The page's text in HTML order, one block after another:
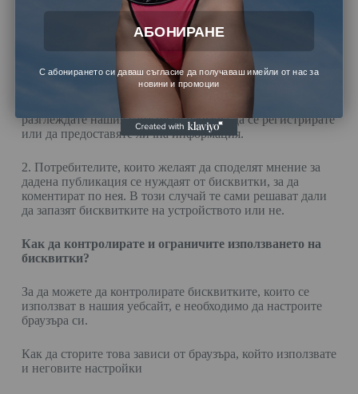
Настоящият сайт е изграден с платформата
която използва бисквитки поради две причини:
1. Потребителите се нуждаят от бисквитки за да могат да
се регистрират. Те са необходими за да може
регистрацията да функционира правилно. За да
разглеждате нашия сайт не се изисква да се регистрирате
или да предоставяте лична информация.
2. Потребителите, които желаят да споделят мнение за
дадена публикация се нуждаят от бисквитки, за да
коментират по нея. В този случай те сами решават дали
да запазят бисквитките на устройството или не.
Как да контролирате и ограничите използването на
бисквитки?
За да можете да контролирате бисквитките, които се
използват в нашия уебсайт, е необходимо да настроите
браузъра си.
Как да сторите това зависи от браузъра, който използвате
и неговите настройки
АБОНИРАНЕ
С абонирането си даваш съгласие да получаваш имейли от нас за
новини и промоции